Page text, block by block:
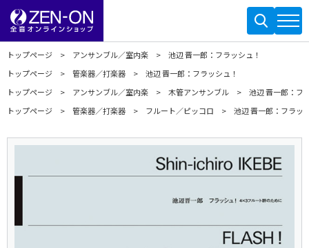
トップページ アンサンブル／室内楽
池辺 晋一郎：フラッシュ！
トップページ
管楽器／打楽器
池辺 晋一郎：フラッシュ！
トップページ
アンサンブル／室内楽 木管アンサンブル
池辺 晋一郎：フ
トップページ
管楽器／打楽器 フルート／ピッコロ 池辺 晋一郎：フラッ